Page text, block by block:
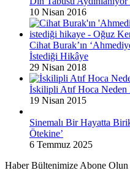
10 Nisan 2016
Cihat Burak’ın
İstediği Hikâye
29 Nisan 2018
İskilipli Atıf Hoca Neden
19 Nisan 2015
Sinemalı Bir Hayatta
Ötekine’
6 Temmuz 2025
Haber Bültenimize Abone Olun